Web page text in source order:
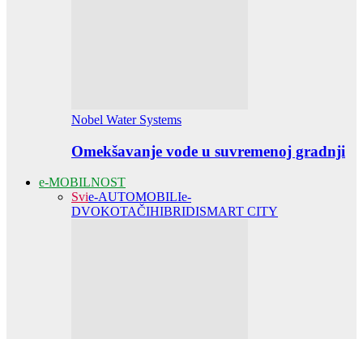
Nobel Water Systems
Omekšavanje vode u suvremenoj gradnji
e-MOBILNOST
Svie-AUTOMOBILIe-
DVOKOTAČIHIBRIDISMART CITY